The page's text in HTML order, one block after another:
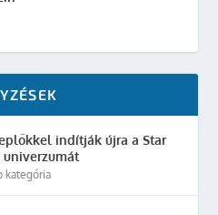
indítják újra a Star
univerzumát
kategória